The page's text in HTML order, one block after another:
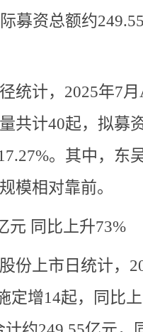
募资总额约
统计，2025年7
共计40起，拟募
。其中，东
模相对靠前。
元 同比上升73%
份上市日统计，
定增14起，同比